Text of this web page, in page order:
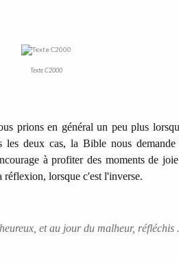
Texte C2000
prions en général un peu plus
deux cas, la Bible nous
à profiter des moments de
lorsque c'est l'inverse.
et au jour du malheur,